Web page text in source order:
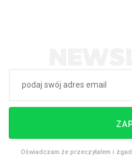
Oświadczam że przeczytałem i